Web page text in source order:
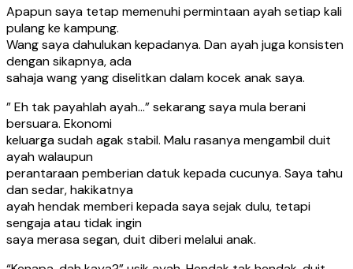
Apapun saya tetap memenuhi permintaan ayah setiap kali
pulang ke kampung.
Wang saya dahulukan kepadanya. Dan ayah juga konsisten
dengan sikapnya, ada
sahaja wang yang diselitkan dalam kocek anak saya.
” Eh tak payahlah ayah…” sekarang saya mula berani
bersuara. Ekonomi
keluarga sudah agak stabil. Malu rasanya mengambil duit
ayah walaupun
perantaraan pemberian datuk kepada cucunya. Saya tahu
dan sedar, hakikatnya
ayah hendak memberi kepada saya sejak dulu, tetapi
sengaja atau tidak ingin
saya merasa segan, duit diberi melalui anak.